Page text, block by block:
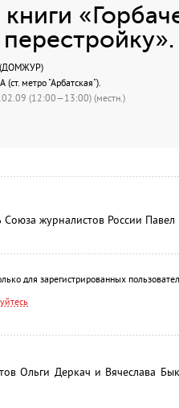
(ДОМЖУР)
метро "Арбатская").
(12:00—13:00) (местн.)
журналистов России Павел
для зарегистрированных
Ольги Деркач и Вячеслава